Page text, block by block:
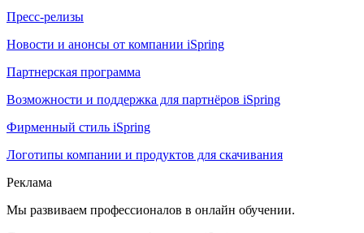
Пресс-релизы
Новости и анонсы от компании iSpring
Партнерская программа
Возможности и поддержка для партнёров iSpring
Фирменный стиль iSpring
Логотипы компании и продуктов для скачивания
Реклама
Мы развиваем профессионалов в онлайн обучении.